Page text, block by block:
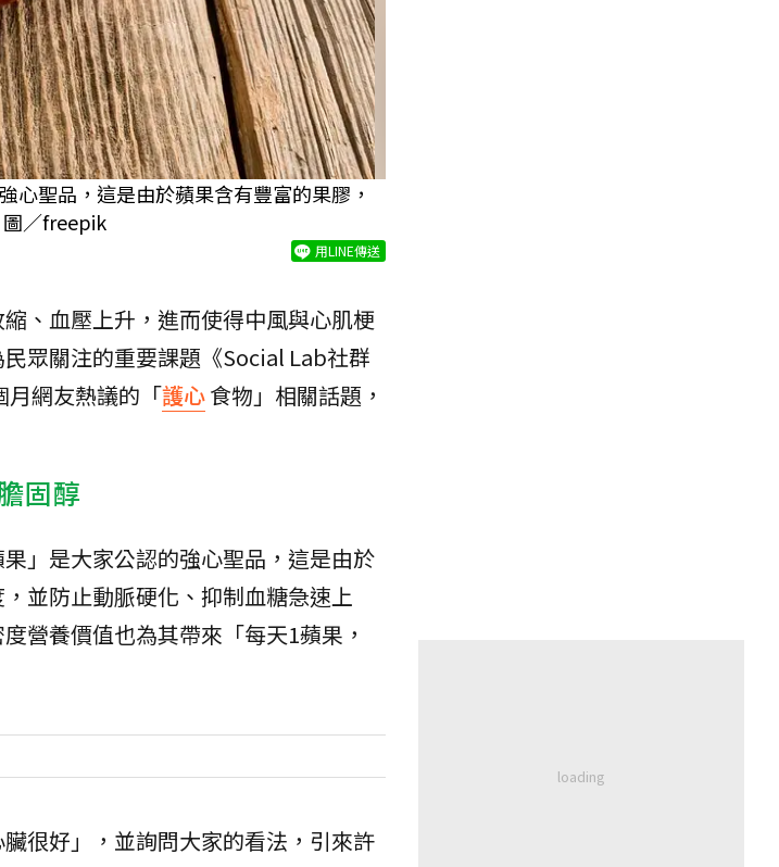
心聖品，這是由於蘋果含有豐富的果膠，
圖／freepik
用LINE傳送
、血壓上升，進而使得中風與心肌梗
眾關注的重要課題《Social Lab社群
月網友熱議的「護心食物」相關話題，
固醇
」是大家公認的強心聖品，這是由於
並防止動脈硬化、抑制血糖急速上
營養價值也為其帶來「每天1蘋果，
很好」，並詢問大家的看法，引來許